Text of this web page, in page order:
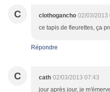
C clothogancho 02/03/2013
ce tapis de fleurettes, ça
Répondre
C cath 02/03/2013 07:43
jour après jour, je